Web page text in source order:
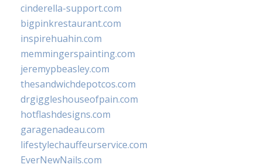
cinderella-support.com
bigpinkrestaurant.com
inspirehuahin.com
memmingerspainting.com
jeremypbeasley.com
thesandwichdepotcos.com
drgiggleshouseofpain.com
hotflashdesigns.com
garagenadeau.com
lifestylechauffeurservice.com
EverNewNails.com